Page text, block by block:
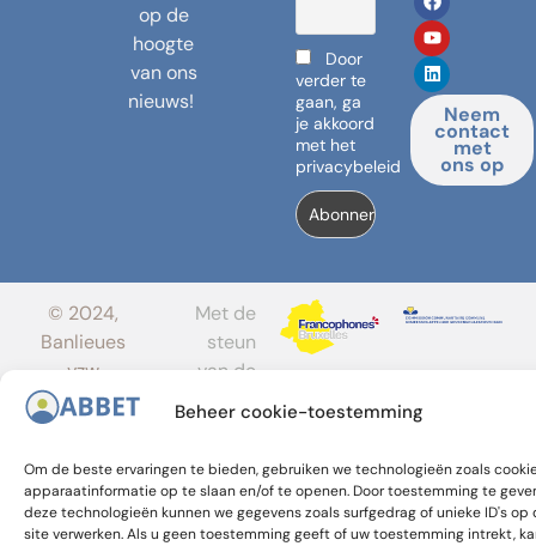
Beheer cookie-toestemming
Om de beste ervaringen te bieden, gebruiken we technologieën zoals
apparaatinformatie op te slaan en/of te openen. Door toestemming te
deze technologieën kunnen we gegevens zoals surfgedrag of unieke ID's op
site verwerken. Als u geen toestemming geeft of uw toestemming intrekt,
op de
hoogte
van ons
nieuws!
Door
verder te
gaan, ga
je akkoord
met het
privacybeleid
Neem
contact
met
ons op
© 2024,
Banlieues
vzw
Met de
steun
van de
FGC en